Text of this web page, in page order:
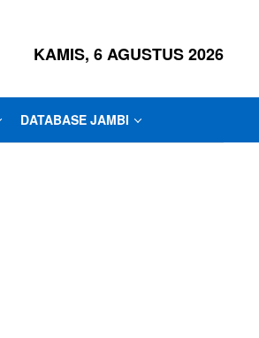
KAMIS, 6 AGUSTUS 2026
DATABASE JAMBI